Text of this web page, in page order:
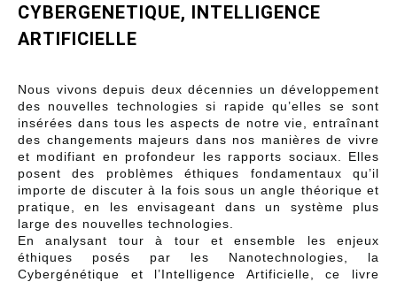
CYBERGENETIQUE, INTELLIGENCE
ARTIFICIELLE
Nous vivons depuis deux décennies un développement
des nouvelles technologies si rapide qu’elles se sont
insérées dans tous les aspects de notre vie, entraînant
des changements majeurs dans nos manières de vivre
et modifiant en profondeur les rapports sociaux. Elles
posent des problèmes éthiques fondamentaux qu’il
importe de discuter à la fois sous un angle théorique et
pratique, en les envisageant dans un système plus
large des nouvelles technologies.
En analysant tour à tour et ensemble les enjeux
éthiques posés par les Nanotechnologies, la
Cybergénétique et l’Intelligence Artificielle, ce livre